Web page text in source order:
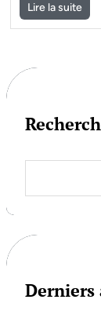
Lire la suite
a
h
Derniers